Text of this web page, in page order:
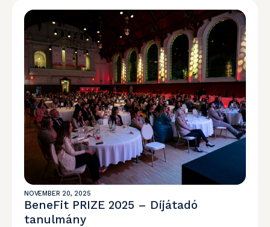
NOVEMBER 20, 2025
BeneFit PRIZE 2025 – Díjátadó
tanulmány